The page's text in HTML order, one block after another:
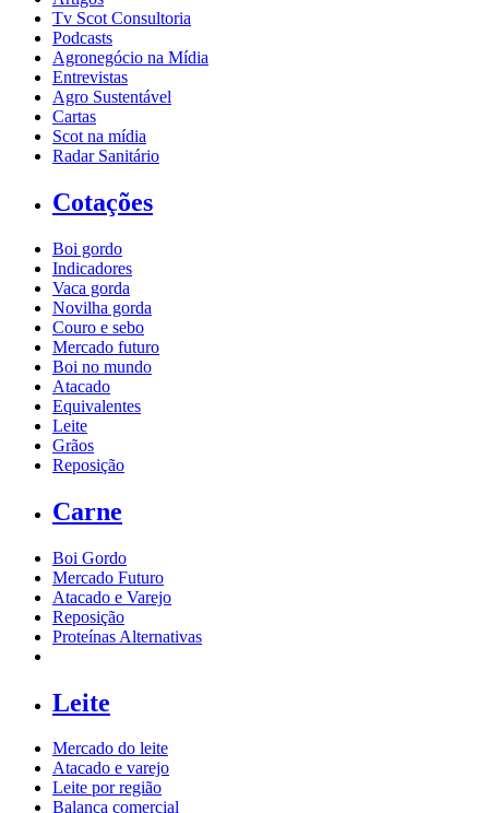
Tv Scot Consultoria
Podcasts
Agronegócio na Mídia
Entrevistas
Agro Sustentável
Cartas
Scot na mídia
Radar Sanitário
Cotações
Boi gordo
Indicadores
Vaca gorda
Novilha gorda
Couro e sebo
Mercado futuro
Boi no mundo
Atacado
Equivalentes
Leite
Grãos
Reposição
Carne
Boi Gordo
Mercado Futuro
Atacado e Varejo
Reposição
Proteínas Alternativas
Leite
Mercado do leite
Atacado e varejo
Leite por região
Balança comercial